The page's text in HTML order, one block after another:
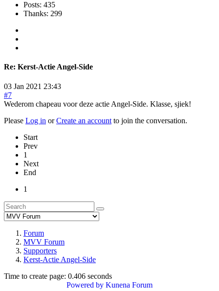
Posts: 435
Thanks: 299
Re: Kerst-Actie Angel-Side
03 Jan 2021 23:43
#7
Wederom chapeau voor deze actie Angel-Side. Klasse, sjiek!
Please Log in orCreate an account to join the conversation.
Start
Prev
1
Next
End
1
Forum
MVV Forum
Supporters
Kerst-Actie Angel-Side
Time to create page: 0.406 seconds
Powered by Kunena Forum